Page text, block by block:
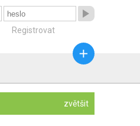

Registrovat

zvětšit